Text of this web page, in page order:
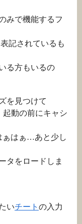
みで機能するフ
表記されているも
る方もいるの
を見つけて
起動の前にキャシ
ぁはぁ…あと少し
タをロードしま
いチート の入力